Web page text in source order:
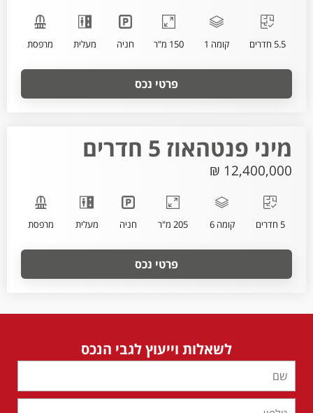
5.5 חדרים קומה 1 150 מ"ר חניה מעלית מרפסת
פרטי נכס
מיני פנטהאוז 5 חדרים
12,400,000 ₪
5 חדרים קומה 6 205 מ"ר חניה מעלית מרפסת
פרטי נכס
לשאלות וייעוץ לגבי הנכס